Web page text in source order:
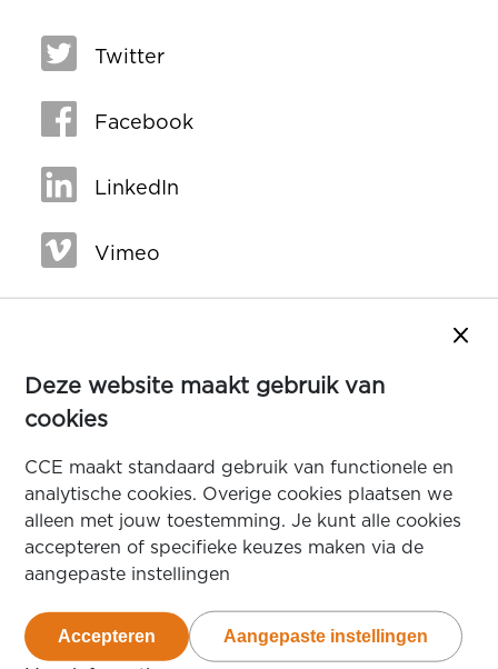
Deze website maakt gebruik van
cookies
CCE maakt standaard gebruik van functionele en
analytische cookies. Overige cookies plaatsen we
alleen met jouw toestemming. Je kunt alle cookies
accepteren of specifieke keuzes maken via de
aangepaste instellingen
Accepteren
van de cookies die deze website gebruikt
Aangepaste instellingen
van de te
Sluit
Twitter
Facebook
LinkedIn
Vimeo